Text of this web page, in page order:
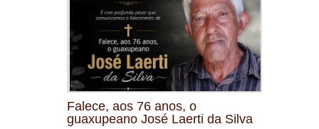
Falece, aos 76 anos, o
guaxupeano José Laerti da Silva